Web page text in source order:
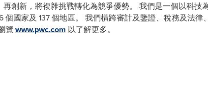
創新，將複雜挑戰轉化為競爭優勢。 我們是一個以科技
國家及 137 個地區。 我們橫跨審計及鑒證、稅務及法
覽 www.pwc.com 以了解更多。